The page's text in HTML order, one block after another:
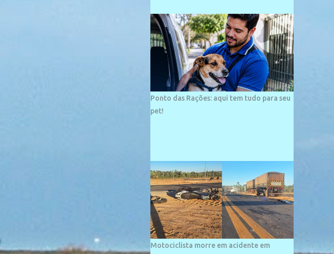
vizinhos. O bairro onde se localiza a praia é
palco de amplos investimentos e projetos
grandiosos como hotéis, pousadas e
residências de veraneio de grande porte. O
maior empreendimento fixado nessa área é
o SESC Praia, inaugurado em 12 de julho de
1996. Com arquitetura moderna,...
Ponto das Rações: aqui tem tudo para seu
pet!
Motociclista morre em acidente em